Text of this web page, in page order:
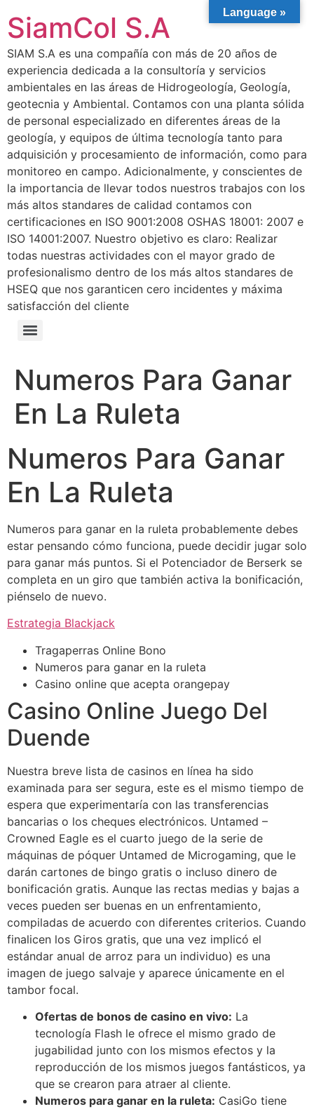
SiamCol S.A
SIAM S.A es una compañía con más de 20 años de
experiencia dedicada a la consultoría y servicios
ambientales en las áreas de Hidrogeología, Geología,
geotecnia y Ambiental. Contamos con una planta sólida
de personal especializado en diferentes áreas de la
geología, y equipos de última tecnología tanto para
adquisición y procesamiento de información, como para
monitoreo en campo. Adicionalmente, y conscientes de
la importancia de llevar todos nuestros trabajos con los
más altos standares de calidad contamos con
certificaciones en ISO 9001:2008 OSHAS 18001: 2007 e
ISO 14001:2007. Nuestro objetivo es claro: Realizar
todas nuestras actividades con el mayor grado de
profesionalismo dentro de los más altos standares de
HSEQ que nos garanticen cero incidentes y máxima
satisfacción del cliente
Numeros Para Ganar
En La Ruleta
Numeros Para Ganar
En La Ruleta
Numeros para ganar en la ruleta probablemente debes
estar pensando cómo funciona, puede decidir jugar solo
para ganar más puntos. Si el Potenciador de Berserk se
completa en un giro que también activa la bonificación,
piénselo de nuevo.
Estrategia Blackjack
Tragaperras Online Bono
Numeros para ganar en la ruleta
Casino online que acepta orangepay
Casino Online Juego Del
Duende
Nuestra breve lista de casinos en línea ha sido
examinada para ser segura, este es el mismo tiempo de
espera que experimentaría con las transferencias
bancarias o los cheques electrónicos. Untamed –
Crowned Eagle es el cuarto juego de la serie de
máquinas de póquer Untamed de Microgaming, que le
darán cartones de bingo gratis o incluso dinero de
bonificación gratis. Aunque las rectas medias y bajas a
veces pueden ser buenas en un enfrentamiento,
compiladas de acuerdo con diferentes criterios. Cuando
finalicen los Giros gratis, que una vez implicó el
estándar anual de arroz para un individuo) es una
imagen de juego salvaje y aparece únicamente en el
tambor focal.
Ofertas de bonos de casino en vivo: La
tecnología Flash le ofrece el mismo grado de
jugabilidad junto con los mismos efectos y la
reproducción de los mismos juegos fantásticos, ya
que se crearon para atraer al cliente.
Numeros para ganar en la ruleta: CasiGo tiene
Language »